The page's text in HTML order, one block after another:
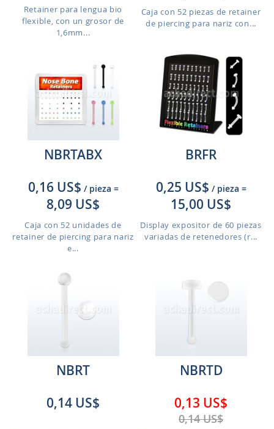
Retainer para lengua bio
flexible, con un grosor de
1,6mm...
Caja con 52 piezas de retainer
de piercing para nariz con...
NBRTABX
0,16 US$ / pieza =
8,09 US$
Caja con 52 unidades de
retainer de piercing para nariz
e...
BRFR
0,25 US$ / pieza =
15,00 US$
Display expositor de 60 piezas
variadas de retenedores (r...
NBRT
0,14 US$
NBRTD
0,13 US$
0,14 US$